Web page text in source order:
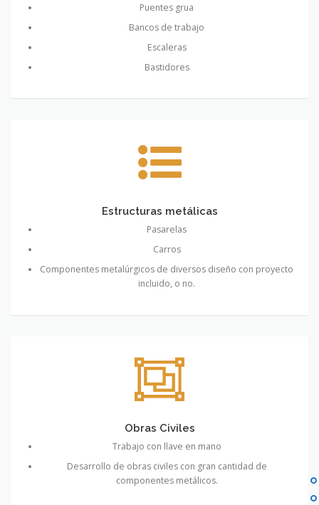
Puentes grua
Bancos de trabajo
Escaleras
Bastidores
Estructuras metálicas
Pasarelas
Carros
Componentes metalúrgicos de diversos diseño con proyecto
incluido, o no.
Obras Civiles
Trabajo con llave en mano
Desarrollo de obras civiles con gran cantidad de
componentes metálicos.